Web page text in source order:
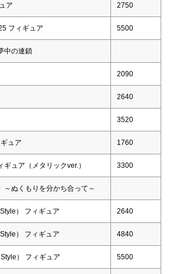
ア 2750
フィギュア 5500
中の連鎖
2090
2640
3520
ュア 1760
ュア（メタリックver.） 3300
～ぬくもりを分かち合って～
） フィギュア 2640
） フィギュア 4840
） フィギュア 5500